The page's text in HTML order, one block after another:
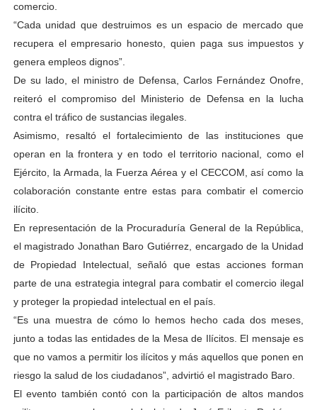
comercio.
“Cada unidad que destruimos es un espacio de mercado que
recupera el empresario honesto, quien paga sus impuestos y
genera empleos dignos”.
De su lado, el ministro de Defensa, Carlos Fernández Onofre,
reiteró el compromiso del Ministerio de Defensa en la lucha
contra el tráfico de sustancias ilegales.
Asimismo, resaltó el fortalecimiento de las instituciones que
operan en la frontera y en todo el territorio nacional, como el
Ejército, la Armada, la Fuerza Aérea y el CECCOM, así como la
colaboración constante entre estas para combatir el comercio
ilícito.
En representación de la Procuraduría General de la República,
el magistrado Jonathan Baro Gutiérrez, encargado de la Unidad
de Propiedad Intelectual, señaló que estas acciones forman
parte de una estrategia integral para combatir el comercio ilegal
y proteger la propiedad intelectual en el país.
“Es una muestra de cómo lo hemos hecho cada dos meses,
junto a todas las entidades de la Mesa de Ilícitos. El mensaje es
que no vamos a permitir los ilícitos y más aquellos que ponen en
riesgo la salud de los ciudadanos”, advirtió el magistrado Baro.
El evento también contó con la participación de altos mandos